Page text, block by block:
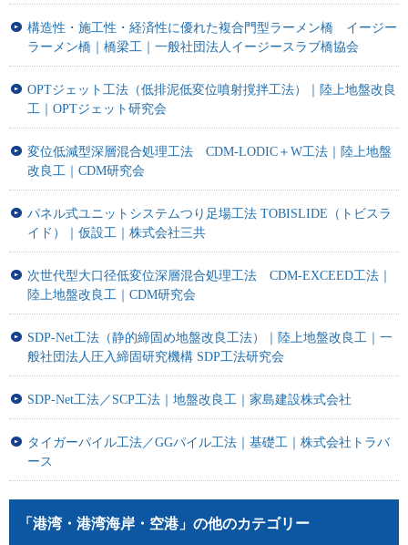
構造性・施工性・経済性に優れた複合門型ラーメン橋 イージー
ラーメン橋｜橋梁工｜一般社団法人イージースラブ橋協会
OPTジェット工法（低排泥低変位噴射撹拌工法）｜陸上地盤改良
工｜OPTジェット研究会
変位低減型深層混合処理工法 CDM-LODIC＋W工法｜陸上地盤
改良工｜CDM研究会
パネル式ユニットシステムつり足場工法 TOBISLIDE（トビスラ
イド）｜仮設工｜株式会社三共
次世代型大口径低変位深層混合処理工法 CDM-EXCEED工法｜
陸上地盤改良工｜CDM研究会
SDP-Net工法（静的締固め地盤改良工法）｜陸上地盤改良工｜一
般社団法人圧入締固研究機構 SDP工法研究会
SDP-Net工法／SCP工法｜地盤改良工｜家島建設株式会社
タイガーパイル工法／GGパイル工法｜基礎工｜株式会社トラバ
ース
「港湾・港湾海岸・空港」の他のカテゴリー